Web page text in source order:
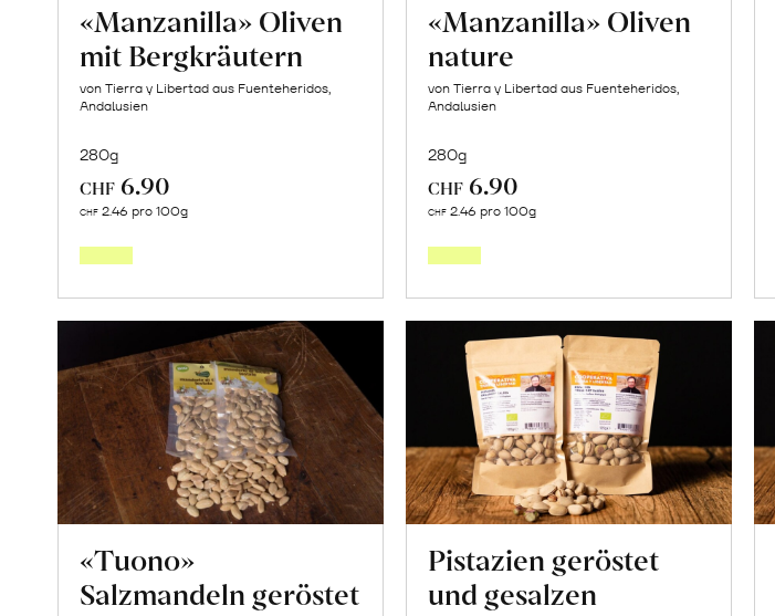
«Manzanilla» Oliven
mit Bergkräutern
von Tierra y Libertad aus Fuenteheridos,
Andalusien
280g
CHF 6.90
CHF 2.46 pro 100g
«Manzanilla» Oliven
nature
von Tierra y Libertad aus Fuenteheridos,
Andalusien
280g
CHF 6.90
CHF 2.46 pro 100g
«Tuono»
Salzmandeln geröstet
Pistazien geröstet
und gesalzen